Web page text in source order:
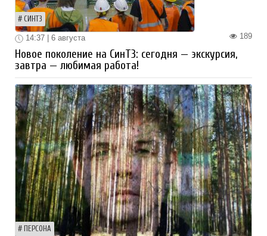
СИНТЗ
189
14:37 | 6 августа
Новое поколение на СинТЗ: сегодня — экскурсия,
завтра — любимая работа!
ПЕРСОНА